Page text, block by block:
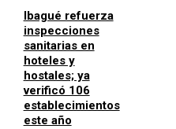
Ibagué refuerza
inspecciones
sanitarias en
hoteles y
hostales; ya
verificó 106
establecimientos
este año